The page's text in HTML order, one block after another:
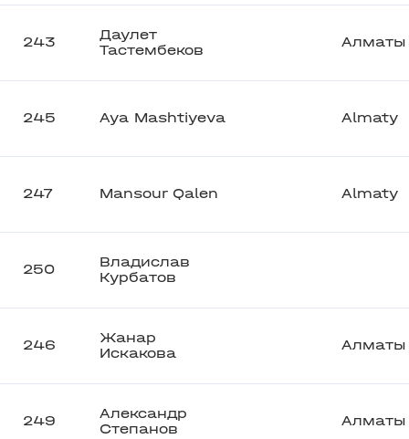
243
Даулет
Тастембеков
Алматы
245 Aya Mashtiyeva Almaty
247 Mansour Qalen Almaty
250
Владислав
Курбатов
246
Жанар
Искакова
Алматы
249
Александр
Степанов
Алматы